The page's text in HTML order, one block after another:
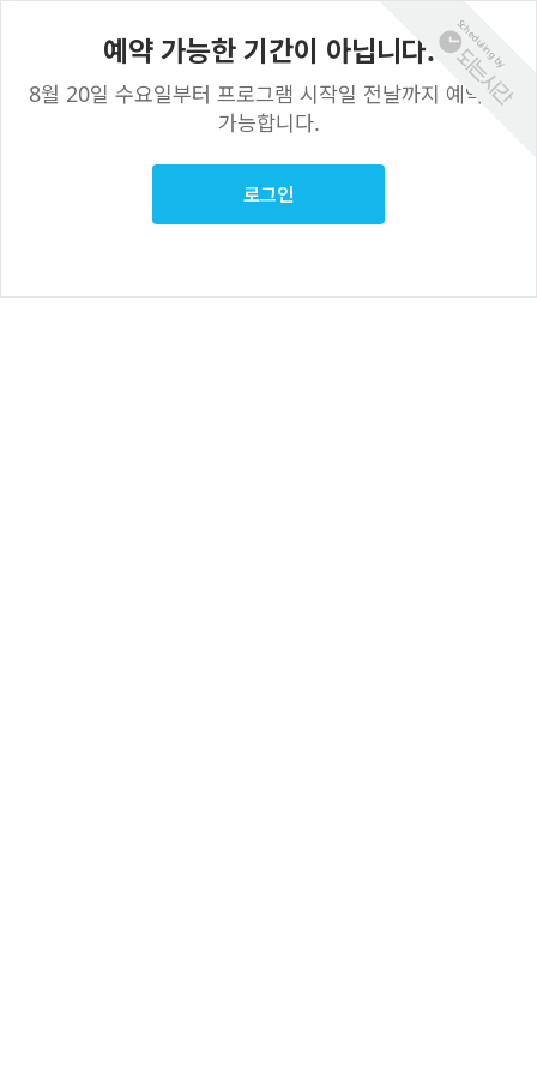
예약 가능한 기간이 아닙니다.
8월 20일 수요일부터 프로그램 시작일 전날까지 예약이
가능합니다.
로그인
Scheduling by